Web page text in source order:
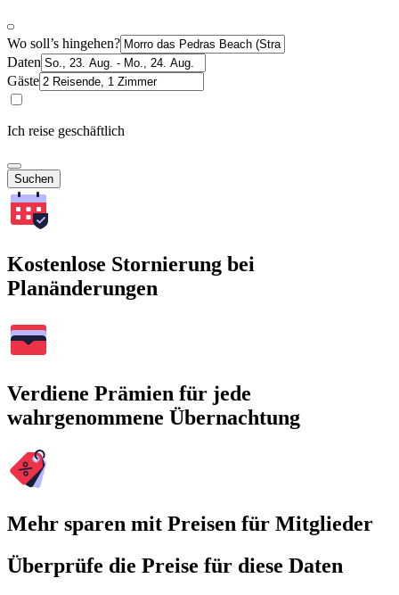
Wo soll’s hingehen?
Daten
Gäste
Ich reise geschäftlich
Suchen
Kostenlose Stornierung bei
Planänderungen
Verdiene Prämien für jede
wahrgenommene Übernachtung
Mehr sparen mit Preisen für Mitglieder
Überprüfe die Preise für diese Daten